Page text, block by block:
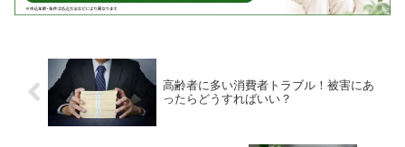
高齢者に多い消費者トラブル！被害にあ
ったらどうすればいい？